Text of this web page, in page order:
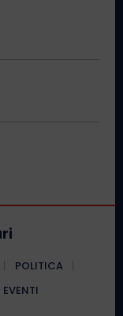
POLITICA
EVENTI